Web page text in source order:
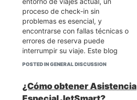
proceso de check-in sin
problemas es esencial, y
encontrarse con fallas técnicas o
errores de reserva puede
interrumpir su viaje. Este blog
proporciona una guía optimizada
check-in, lo que garantiza que
POSTED IN GENERAL DISCUSSION
¿Cómo obtener Asistencia